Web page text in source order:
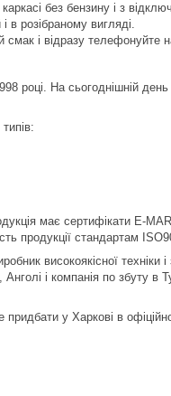
без бензину і з
в розібраному вигляді.
смак і відразу телефонуйте
році. На сьогоднішній
має сертифікати E-
продукції стандартам
високоякісної
і компанія по збуту
у Харкові в